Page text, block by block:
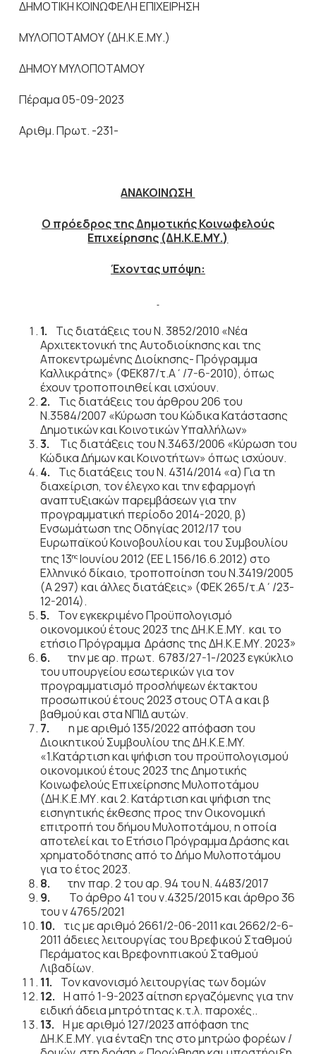
ΔΗΜΟΤΙΚΗ ΚΟΙΝΩΦΕΛΗ ΕΠΙΧΕΙΡΗΣΗ
ΜΥΛΟΠΟΤΑΜΟΥ (ΔΗ.Κ.Ε.ΜΥ.)
ΔΗΜΟΥ ΜΥΛΟΠΟΤΑΜΟΥ
Πέραμα 05-09-2023
Αριθμ. Πρωτ. -231-
ΑΝΑΚΟΙΝΩΣΗ
O πρόεδρος της Δημοτικής Κοινωφελούς
Επιχείρησης (ΔΗ.Κ.Ε.ΜΥ.)
Έχοντας υπόψη:
1. Τις διατάξεις του Ν. 3852/2010 «Νέα
Αρχιτεκτονική της Αυτοδιοίκησης και της
Αποκεντρωμένης Διοίκησης- Πρόγραμμα
Καλλικράτης» (ΦΕΚ87/τ.Α΄/7-6-2010), όπως
έχουν τροποποιηθεί και ισχύουν.
2. Τις διατάξεις του άρθρου 206 του
Ν.3584/2007 «Κύρωση του Κώδικα Κατάστασης
Δημοτικών και Κοινοτικών Υπαλλήλων»
3.
Τις διατάξεις του Ν.3463/2006 «Κύρωση του
Κώδικα Δήμων και Κοινοτήτων» όπως ισχύουν.
4. Τις διατάξεις του Ν. 4314/2014 «α) Για τη
διαχείριση, τον έλεγχο και την εφαρμογή
αναπτυξιακών παρεμβάσεων για την
προγραμματική περίοδο 2014-2020, β)
Ενσωμάτωση της Οδηγίας 2012/17 του
Ευρωπαϊκού Κοινοβουλίου και του Συμβουλίου
της 13ηςΙουνίου 2012 (EE L 156/16.6.2012) στο
Ελληνικό δίκαιο, τροποποίηση του Ν.3419/2005
(Α 297) και άλλες διατάξεις» (ΦΕΚ 265/τ.Α΄/23-
12-2014).
5. Τον εγκεκριμένο Προϋπολογισμό
οικονομικού έτους 2023 της ΔΗ.Κ.Ε.ΜΥ. και το
ετήσιο Πρόγραμμα Δράσης της ΔΗ.Κ.Ε.ΜΥ. 2023»
6. την με αρ. πρωτ. 6783/27-1-/2023 εγκύκλιο
του υπουργείου εσωτερικών για τον
προγραμματισμό προσλήψεων έκτακτου
προσωπικού έτους 2023 στους ΟΤΑ α και β
βαθμού και στα ΝΠΙΔ αυτών.
7.
η με αριθμό 135/2022 απόφαση του
Διοικητικού Συμβουλίου της ΔΗ.Κ.Ε.ΜY.
«1.Κατάρτιση και ψήφιση του προϋπολογισμού
οικονομικού έτους 2023 της Δημοτικής
Κοινωφελούς Επιχείρησης Μυλοποτάμου
(ΔΗ.Κ.Ε.ΜΥ. και 2. Κατάρτιση και ψήφιση της
εισηγητικής έκθεσης προς την Οικονομική
επιτροπή του δήμου Μυλοποτάμου, η οποία
αποτελεί και το Ετήσιο Πρόγραμμα Δράσης και
χρηματοδότησης από το Δήμο Μυλοποτάμου
για το έτος 2023.
8. την παρ. 2 του αρ. 94 του Ν. 4483/2017
9.
Το άρθρο 41 του ν.4325/2015 και άρθρο 36
του ν 4765/2021
10. τις με αριθμό 2661/2-06-2011 και 2662/2-6-
2011 άδειες λειτουργίας του Βρεφικού Σταθμού
Περάματος και Βρεφονηπιακού Σταθμού
Λιβαδίων.
11. Τον κανονισμό λειτουργίας των δομών
12. Η από 1-9-2023 αίτηση εργαζόμενης για την
ειδική άδεια μητρότητας κ.τ.λ. παροχές..
13. Η με αριθμό 127/2023 απόφαση της
ΔΗ.Κ.Ε.ΜΥ. γιαένταξη της στο μητρώο φορέων /